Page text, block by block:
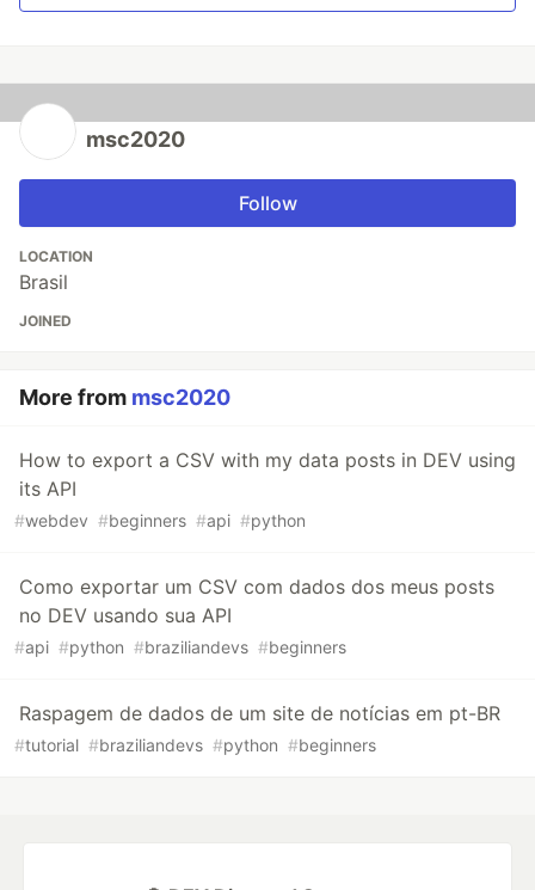
msc2020
Follow
LOCATION
Brasil
JOINED
More from msc2020
How to export a CSV with my data posts in DEV using
its API
#webdev #beginners #api #python
Como exportar um CSV com dados dos meus posts
no DEV usando sua API
#api #python #braziliandevs #beginners
Raspagem de dados de um site de notícias em pt-BR
#tutorial #braziliandevs #python #beginners